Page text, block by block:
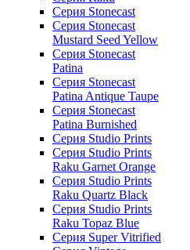
Серия Stonecast
Серия Stonecast
Mustard Seed Yellow
Серия Stonecast
Patina
Серия Stonecast
Patina Antique Taupe
Серия Stonecast
Patina Burnished
Серия Studio Prints
Серия Studio Prints
Raku Garnet Orange
Серия Studio Prints
Raku Quartz Black
Серия Studio Prints
Raku Topaz Blue
Серия Super Vitrified